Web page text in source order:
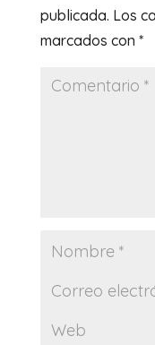
publicada. Los
marcados con *